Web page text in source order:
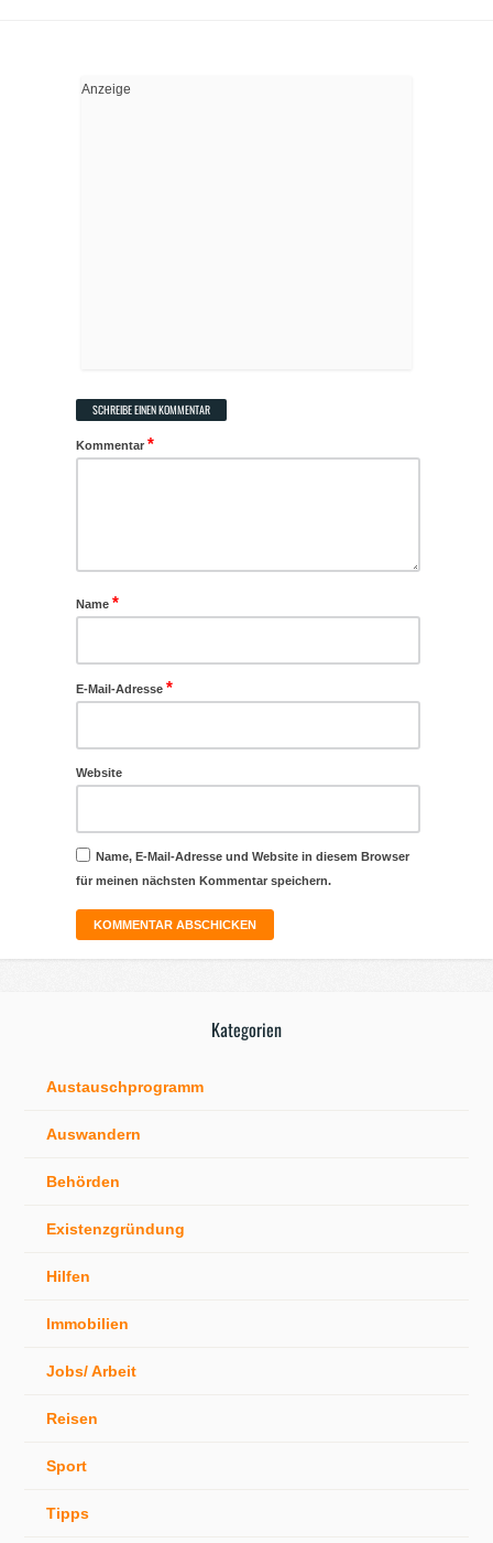
Anzeige
SCHREIBE EINEN KOMMENTAR
Kommentar *
Name *
E-Mail-Adresse *
Website
Name, E-Mail-Adresse und Website in diesem Browser
für meinen nächsten Kommentar speichern.
Kategorien
Austauschprogramm
Auswandern
Behörden
Existenzgründung
Hilfen
Immobilien
Jobs/ Arbeit
Reisen
Sport
Tipps